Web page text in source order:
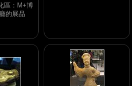
區：M+博
的展品